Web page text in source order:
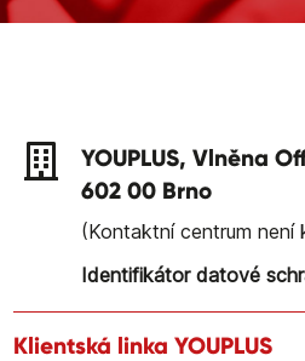

YOUPLUS, Vlněna
602 00 Brno
(Kontaktní centrum není
Identifikátor datové
Klientská linka YOUPLUS